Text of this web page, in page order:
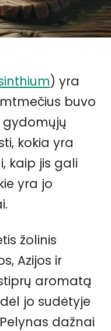
) yra
buvo
kokia yra
kaip jis gali
yra jo
žolinis
Azijos ir
aromatą
jo sudėtyje
dažnai